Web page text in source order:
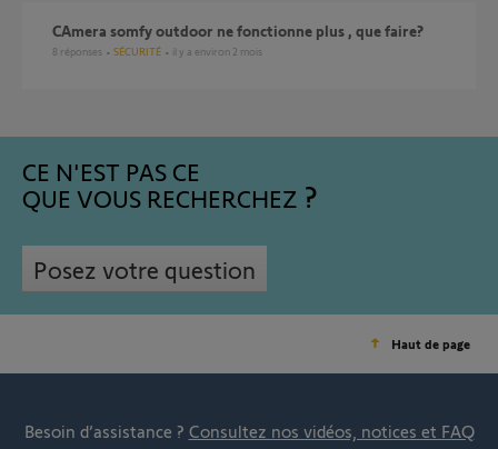
CAmera somfy outdoor ne fonctionne plus , que faire?
8 réponses SÉCURITÉ il y a environ 2 mois
CE N'EST PAS CE
QUE VOUS RECHERCHEZ
Posez votre question
Haut de page
Besoin d’assistance ? Consultez nos vidéos, notices et FAQ